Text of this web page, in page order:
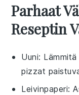
Parhaat
Reseptin
Uuni:
pizzat
Leivinpaperi: